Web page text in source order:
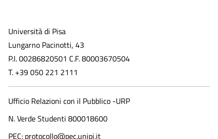
Università di Pisa
Lungarno Pacinotti, 43
P.I. 00286820501 C.F. 80003670504
T. +39 050 221 2111
Ufficio Relazioni con il Pubblico -URP
N. Verde Studenti 800018600​
PEC: protocollo@pec.unipi.it